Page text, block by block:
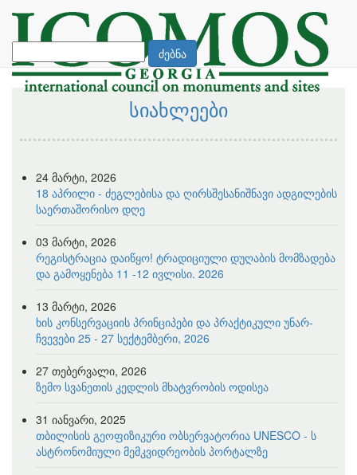
ძებნა
სიახლეები
24 მარტი, 2026
18 აპრილი - ძეგლებისა და ღირსშესანიშნავი ადგილების
საერთაშორისო დღე
03 მარტი, 2026
რეგისტრაცია დაიწყო! ტრადიციული დუღაბის მომზადება
და გამოყენება 11 -12 ივლისი. 2026
13 მარტი, 2026
ხის კონსერვაციის პრინციპები და პრაქტიკული უნარ-
ჩვევები 25 - 27 სექტემბერი, 2026
27 თებერვალი, 2026
ზემო სვანეთის კედლის მხატვრობის ოდისეა
31 იანვარი, 2025
თბილისის გეოფიზიკური ობსერვატორია UNESCO - ს
ასტრონომიული მემკვიდრეობის პორტალზე